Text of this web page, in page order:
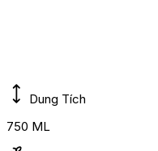
Dung Tích
750 ML